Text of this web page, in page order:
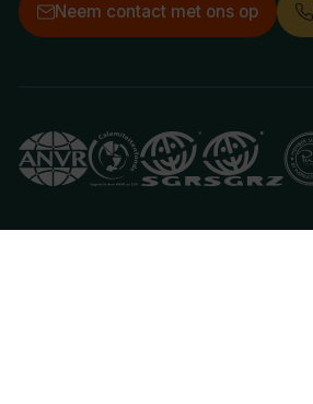
Neem contact met ons op